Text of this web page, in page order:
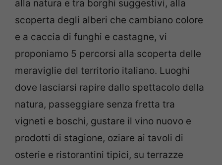
alla natura e tra borghi suggestivi, alla
scoperta degli alberi che cambiano colore
e a caccia di funghi e castagne, vi
proponiamo 5 percorsi alla scoperta delle
meraviglie del territorio italiano. Luoghi
dove lasciarsi rapire dallo spettacolo della
natura, passeggiare senza fretta tra
vigneti e boschi, gustare il vino nuovo e
prodotti di stagione, oziare ai tavoli di
osterie e ristorantini tipici, su terrazze